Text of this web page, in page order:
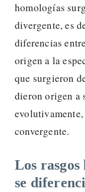
homologías
divergente, es
diferencias
origen a la
que surgieron
dieron origen a
convergente.
Los rasgos
se